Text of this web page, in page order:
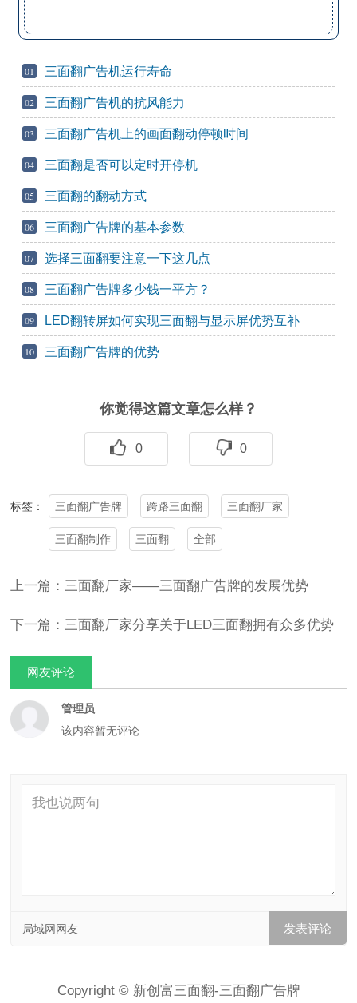
01 三面翻广告机运行寿命
02 三面翻广告机的抗风能力
03 三面翻广告机上的画面翻动停顿时间
04 三面翻是否可以定时开停机
05 三面翻的翻动方式
06 三面翻广告牌的基本参数
07 选择三面翻要注意一下这几点
08 三面翻广告牌多少钱一平方？
09 LED翻转屏如何实现三面翻与显示屏优势互补
10 三面翻广告牌的优势
你觉得这篇文章怎么样？
0 0
标签： 三面翻广告牌 跨路三面翻 三面翻厂家
三面翻制作 三面翻 全部
上一篇：三面翻厂家——三面翻广告牌的发展优势
下一篇：三面翻厂家分享关于LED三面翻拥有众多优势
网友评论
管理员
该内容暂无评论
局域网网友
Copyright © 新创富三面翻-三面翻广告牌